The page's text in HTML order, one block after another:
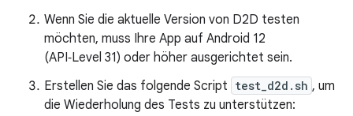
Wenn Sie die aktuelle Version von D2D testen
möchten, muss Ihre App auf Android 12
(API‑Level 31) oder höher ausgerichtet sein.
Erstellen Sie das folgende Script test_d2d.sh , um
die Wiederholung des Tests zu unterstützen: